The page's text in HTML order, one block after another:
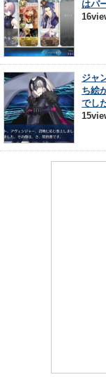
はパ
ジャ
ち絵
でし